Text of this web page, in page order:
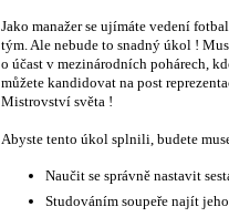
Jako manažer se ujímáte vedení
tým. Ale nebude to snadný úkol !
o účast v mezinárodních pohárech,
můžete kandidovat na post
Mistrovství světa !
Abyste tento úkol splnili, budete
Naučit se správně nastavit
Studováním soupeře najít